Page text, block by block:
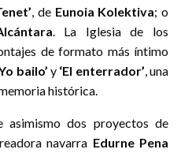
, de Eunoia Kolektiva; o
. La Iglesia de los
de formato más íntimo
bailo’ y ‘El enterrador’, una
histórica.
asimismo dos proyectos de
navarra Edurne Pena